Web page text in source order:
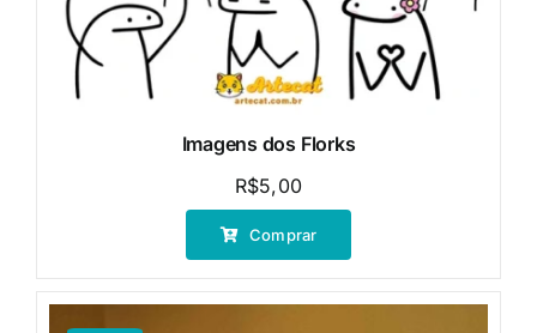
Imagens dos Florks
R$5,00
Comprar